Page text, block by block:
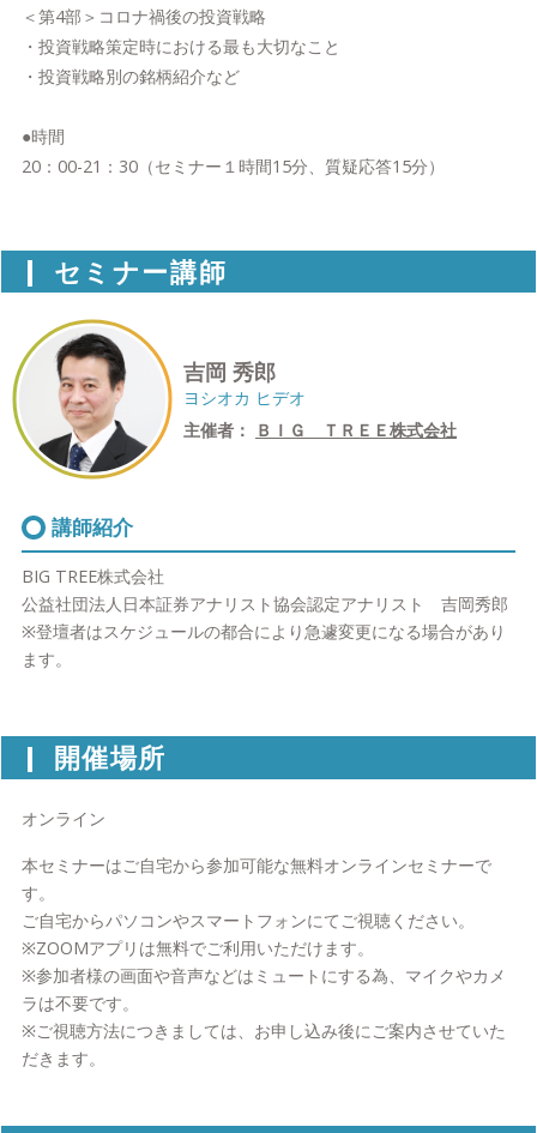
＜第4部＞コロナ禍後の投資戦略
・投資戦略策定時における最も大切なこと
・投資戦略別の銘柄紹介など
●時間
20：00-21：30（セミナー１時間15分、質疑応答15分）
セミナー講師
吉岡 秀郎
ヨシオカ ヒデオ
主催者：
ＢＩＧ ＴＲＥＥ株式会社
講師紹介
BIG TREE株式会社
公益社団法人日本証券アナリスト協会認定アナリスト 吉岡秀郎
※登壇者はスケジュールの都合により急遽変更になる場合があり
ます。
開催場所
オンライン
本セミナーはご自宅から参加可能な無料オンラインセミナーで
す。
ご自宅からパソコンやスマートフォンにてご視聴ください。
※ZOOMアプリは無料でご利用いただけます。
※参加者様の画面や音声などはミュートにする為、マイクやカメ
ラは不要です。
※ご視聴方法につきましては、お申し込み後にご案内させていた
だきます。